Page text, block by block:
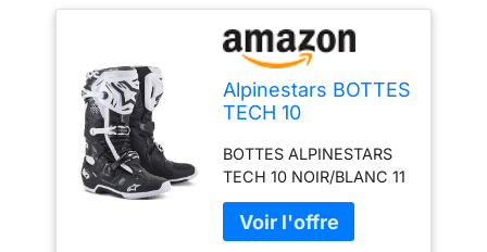
Alpinestars BOTTES
TECH 10
BOTTES ALPINESTARS
TECH 10 NOIR/BLANC 11